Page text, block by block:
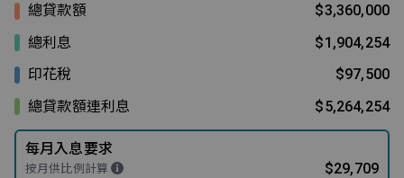
總貸款額
$3,360,000
總利息
$1,904,254
印花稅
$97,500
總貸款額連利息
$5,264,254
每月入息要求
按月供比例計算 $29,709